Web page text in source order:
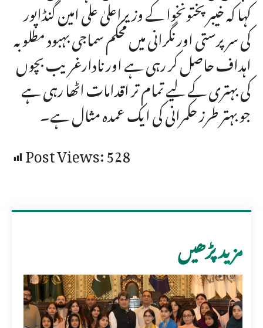
کہا کہ خیبر پختونخوا کے وزیراعلیٰ علی امین گنڈاپور
کی سرپرستی اور نگرانی میں محکم سماجی بہبود مطلوبہ
اہداف حاصل کر رہی ہے اور نادارغریب بچوں
کی بہتری کے لیے تمام تر اقدامات اٹھا رہی ہے
جو بہتر طرز حکمرانی کی ایک عمدہ مثال ہے۔
Post Views:528
مزید پڑھیں